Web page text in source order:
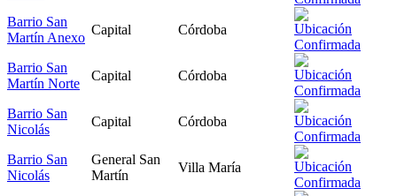
Barrio San
Martín Anexo
Capital Córdoba
Barrio San
Martín Norte
Capital Córdoba
Barrio San
Nicolás
Capital Córdoba
Barrio San
Nicolás
General San
Martín
Villa María